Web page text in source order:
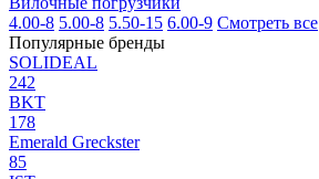
4.00-8 5.00-8 5.50-15 6.00-9 Смотреть все
Популярные бренды
SOLIDEAL
242
BKT
178
Emerald Greckster
85